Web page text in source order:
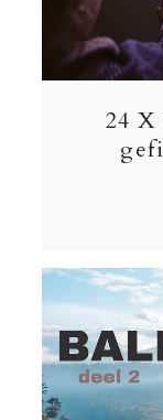
24